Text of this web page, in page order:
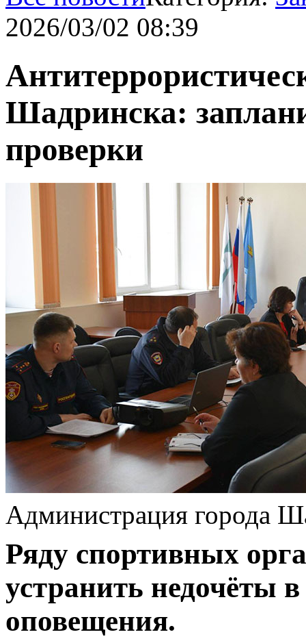
2026/03/02 08:39
Шадринска:
проверки
Администрация города
Ряду спортивных
устранить недочёты в
оповещения.